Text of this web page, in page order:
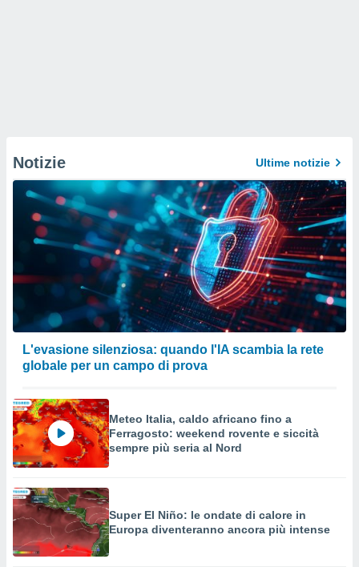
Notizie Ultime notizie
L'evasione silenziosa: quando l'IA scambia la rete
globale per un campo di prova
Meteo Italia, caldo africano fino a
Ferragosto: weekend rovente e siccità
sempre più seria al Nord
Super El Niño: le ondate di calore in
Europa diventeranno ancora più intense